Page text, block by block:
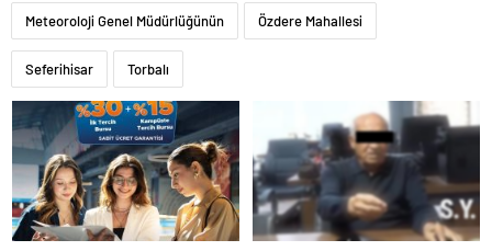
Meteoroloji Genel Müdürlüğünün Özdere Mahallesi
Seferihisar Torbalı